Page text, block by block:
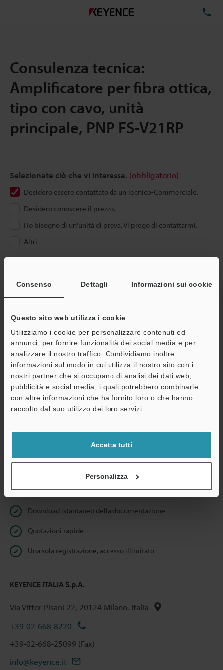
Consenso Dettagli Informazioni sui cookie
Questo sito web utilizza i cookie
Utilizziamo i cookie per personalizzare contenuti ed
annunci, per fornire funzionalità dei social media e per
analizzare il nostro traffico. Condividiamo inoltre
informazioni sul modo in cui utilizza il nostro sito con i
nostri partner che si occupano di analisi dei dati web,
pubblicità e social media, i quali potrebbero combinarle
con altre informazioni che ha fornito loro o che hanno
raccolto dal suo utilizzo dei loro servizi.
Accetta tutti
Personalizza
Consulenza tecnica:
Amplificatore per fibra ottica,
tipo con cavo, unità
principale, PNP FS-V21RP
Selezionate ciò che vi interessa. (obbligatorio)
Desidero essere contattato da un Tecnico-Commerciale.
Desidero conoscere il prezzo.
Ho bisogno di un'unità di prova. Vi prego di contattarmi.
Altri
Inserire il proprio indirizzo e-mail
Se ha già effettuato la registrazione, inserisca qui sotto il suo
sotto e clicchi su "Continua" per completare la registrazione.
Indirizzo e-mail(obbligatorio)
Continua
Privacy garantita al 100% - le informazioni personali non saranno
Dichiarazione sulla privacy
Benefici per gli iscritti
Download istantaneo della documentazione
Quotazioni rapide
Una sola registrazione, accesso illimitato
KEYENCE ITALIA S.p.A.
Via Vittor Pisani 22, 20124 Milano, Italia
+39-02-668-8220
+39-02-668-25099 (Fax)
info@keyence.it